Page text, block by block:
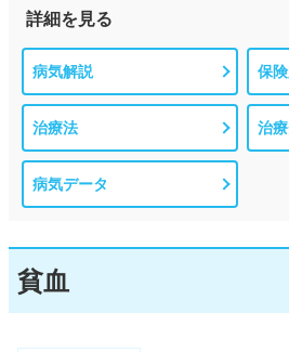
詳細を見る
病気解説 保
治療法 治
病気データ
貧血